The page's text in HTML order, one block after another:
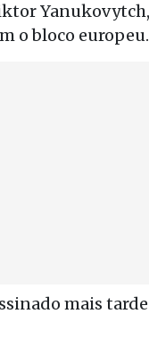
o bloco europeu.
mais